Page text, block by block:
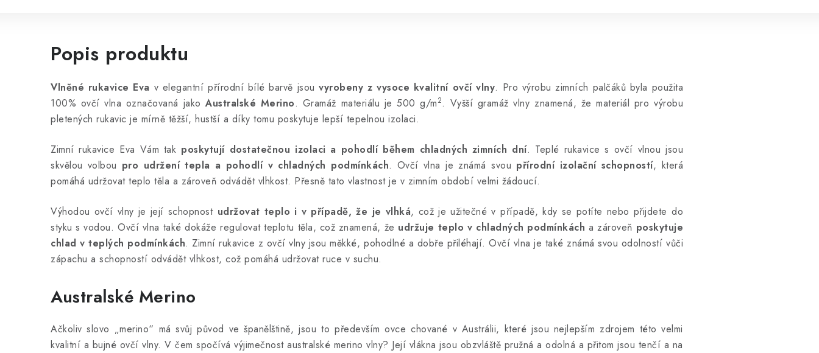
Popis produktu
Vlněné rukavice Eva v elegantní přírodní bílé barvě jsouvyrobeny z vysoce kvalitní ovčí vlny. Pro výrobu zimních palčáků byla použita
100% ovčí vlna označovaná jakoAustralské Merino. Gramáž materiálu je 500 g/m2. Vyšší gramáž vlny znamená, že materiál pro výrobu
pletených rukavic je mírně těžší, hustší a díky tomu poskytuje lepší tepelnou izolaci.
Zimní rukavice Eva Vám tak poskytují dostatečnou izolaci a pohodlí během chladných zimních dní. Teplé rukavice s ovčí vlnou jsou
skvělou volbou pro udržení tepla a pohodlí v chladných podmínkách. Ovčí vlna je známá svou přírodní izolační schopností, která
pomáhá udržovat teplo těla a zároveň odvádět vlhkost. Přesně tato vlastnost je v zimním období velmi žádoucí.
Výhodou ovčí vlny je její schopnostudržovat teplo i v případě, že je vlhká, což je užitečné v případě, kdy se potíte nebo přijdete do
styku s vodou. Ovčí vlna také dokáže regulovat teplotu těla, což znamená, že udržuje teplo v chladných podmínkách a zároveň poskytuje
chlad v teplých podmínkách. Zimní rukavice z ovčí vlny jsou měkké, pohodlné a dobře přiléhají. Ovčí vlna je také známá svou odolností vůči
zápachu a schopností odvádět vlhkost, což pomáhá udržovat ruce v suchu.
Australské Merino
Ačkoliv slovo „merino“ má svůj původ ve španělštině, jsou to především ovce chované v Austrálii, které jsou nejlepším zdrojem této velmi
kvalitní a bujné ovčí vlny. V čem spočívá výjimečnost australské merino vlny? Její vlákna jsou obzvláště pružná a odolná a přitom jsou tenčí a na